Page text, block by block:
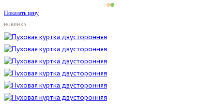
Показать цену
НОВИНКА